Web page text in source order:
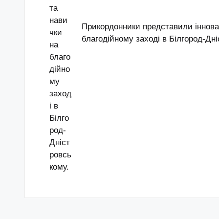
Прикордонники представили
благодійному заході в Білгород-